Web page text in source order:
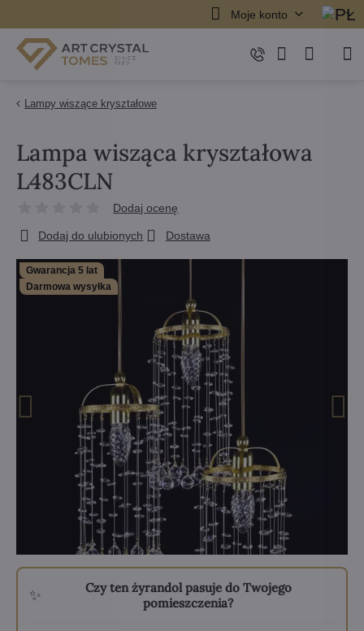
Moje konto
Lampy wiszące kryształowe
Gwarancja 5 lat
Darmowa wysyłka
✨
Czy ten żyrandol pasuje do Twojego
pomieszczenia?
Lampa wisząca kryształowa
L483CLN
Dodaj ocenę
Dodaj do ulubionych Dostawa